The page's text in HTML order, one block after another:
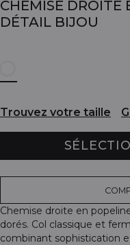
CHEMISE DROITE
DÉTAIL BIJOU
Trouvez votre taille
Chemise droite en
dorés. Col classique et
combinant sophistication